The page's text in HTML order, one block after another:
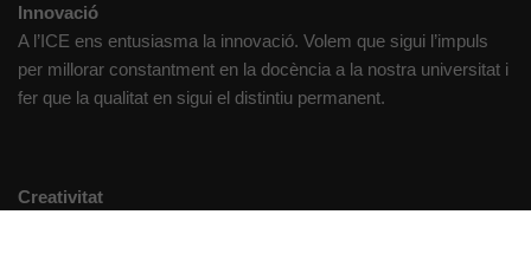
Innovació
A l’ICE ens entusiasma la innovació. Volem que sigui l’impuls
per millorar constantment en la docència a la nostra universitat i
fer que la qualitat en sigui el distintiu permanent.
Creativitat
cookies no
són